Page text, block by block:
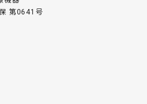
第0641号